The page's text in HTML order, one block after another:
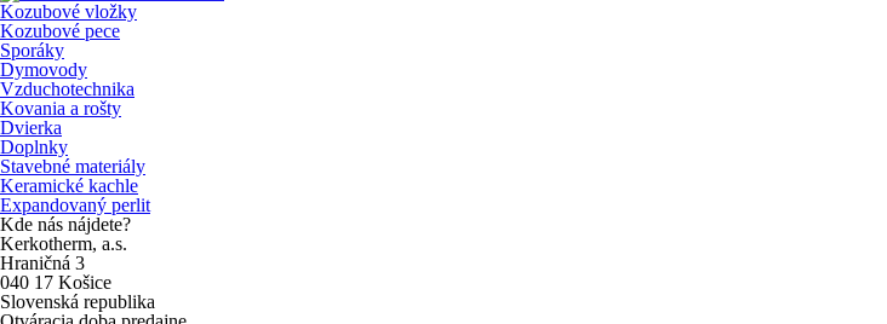
Kozubové vložky
Kozubové pece
Sporáky
Dymovody
Vzduchotechnika
Kovania a rošty
Dvierka
Doplnky
Stavebné materiály
Keramické kachle
Expandovaný perlit
Kde nás nájdete?
Kerkotherm, a.s.
Hraničná 3
040 17 Košice
Slovenská republika